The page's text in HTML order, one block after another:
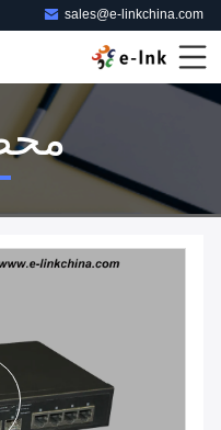
sales@e-linkchina.com